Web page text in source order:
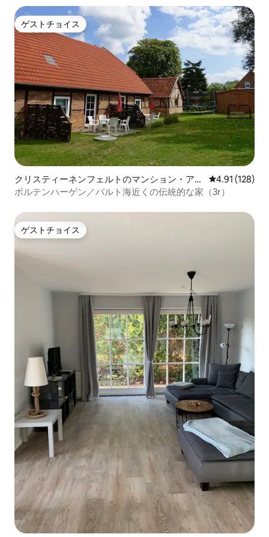
ゲストチョイス
ゲストチョイス
クリスティーネンフェルトのマンション・アパ
ート
レビュー128
4.91 (128)
ボルテンハーゲン／バルト海近くの伝統的な家（3r）
ゲストチョイス
ゲストチョイス